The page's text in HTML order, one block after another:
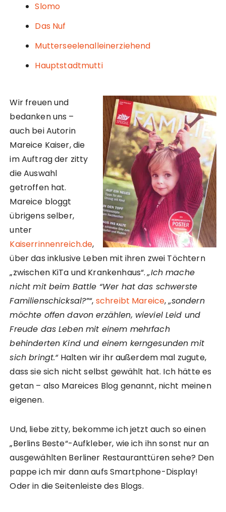
Slomo
Das Nuf
Mutterseelenalleinerziehend
Hauptstadtmutti
Wir freuen und
bedanken uns –
auch bei Autorin
Mareice Kaiser, die
im Auftrag der zitty
die Auswahl
getroffen hat.
Mareice bloggt
übrigens selber,
unter
Kaiserrinnenreich.de,
über das inklusive Leben mit ihren zwei Töchtern
„zwischen KiTa und Krankenhaus“.„Ich mache
nicht mit beim Battle “Wer hat das schwerste
Familienschicksal?”“, schreibt Mareice,„sondern
möchte offen davon erzählen, wieviel Leid und
Freude das Leben mit einem mehrfach
behinderten Kind und einem kerngesunden mit
sich bringt.“Halten wir ihr außerdem mal zugute,
dass sie sich nicht selbst gewählt hat. Ich hätte es
getan – also Mareices Blog genannt, nicht meinen
eigenen.
Und, liebe zitty, bekomme ich jetzt auch so einen
„Berlins Beste“-Aufkleber, wie ich ihn sonst nur an
ausgewählten Berliner Restauranttüren sehe? Den
pappe ich mir dann aufs Smartphone-Display!
Oder in die Seitenleiste des Blogs.